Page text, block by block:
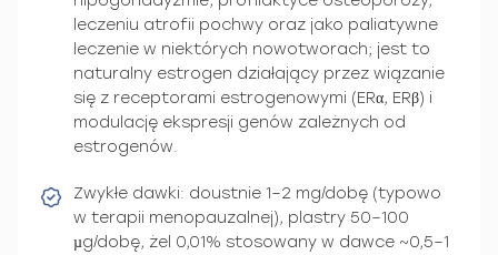
leczeniu atrofii pochwy oraz jako paliatywne
leczenie w niektórych nowotworach; jest to
naturalny estrogen działający przez wiązanie
się z receptorami estrogenowymi (ERα, ERβ) i
modulację ekspresji genów zależnych od
estrogenów.
Zwykłe dawki: doustnie 1–2 mg/dobę (typowo
w terapii menopauzalnej), plastry 50–100
µg/dobę, żel 0,01% stosowany w dawce ~0,5–1